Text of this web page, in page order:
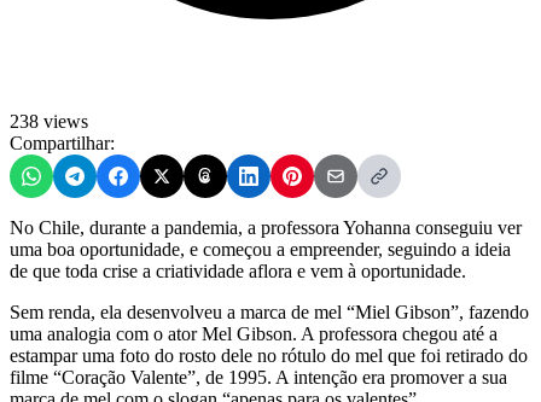
238 views
Compartilhar:
No Chile, durante a pandemia, a professora Yohanna conseguiu ver
uma boa oportunidade, e começou a empreender, seguindo a ideia
de que toda crise a criatividade aflora e vem à oportunidade.
Sem renda, ela desenvolveu a marca de mel “Miel Gibson”, fazendo
uma analogia com o ator Mel Gibson. A professora chegou até a
estampar uma foto do rosto dele no rótulo do mel que foi retirado do
filme “Coração Valente”, de 1995. A intenção era promover a sua